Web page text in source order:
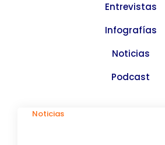
Entrevistas
Infografías
Noticias
Podcast
Noticias